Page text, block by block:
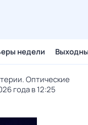
недели
Оптические
года в 12:25